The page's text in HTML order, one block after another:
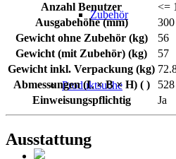
Zubehör
Produktsuche
Anzahl Benutzer
<=
Ausgabehöhe (mm)
300
Gewicht ohne Zubehör (kg)
56
Gewicht (mit Zubehör) (kg)
57
Gewicht inkl. Verpackung (kg)
Abmessungen (L × B × H) ( )
Einweisungspflichtig
Ja
Ausstattung